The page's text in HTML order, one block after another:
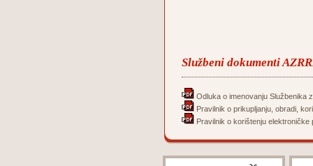
Službeni dokumenti
Odluka o imenovanju Službenika
Pravilnik o prikupljanju, obradi,
Pravilnik o korištenju elektroničke